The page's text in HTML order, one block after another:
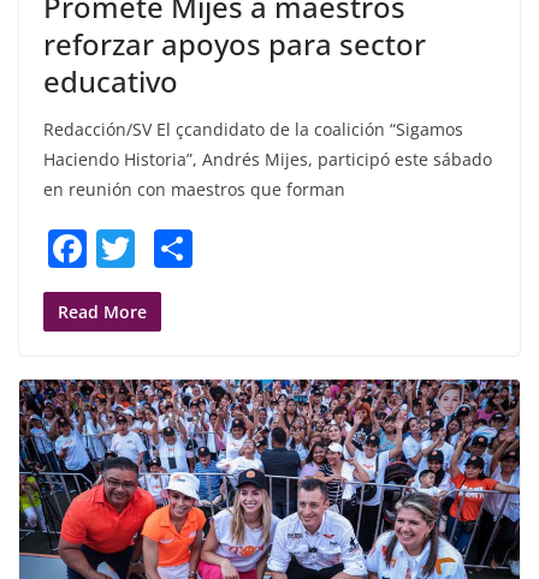
reforzar apoyos para sector
educativo
Redacción/SV El çcandidato de la coalición “Sigamos
Haciendo Historia”, Andrés Mijes, participó este sábado
en reunión con maestros que forman
F
a
c
b
o
o
k
T
w
itt
Read More